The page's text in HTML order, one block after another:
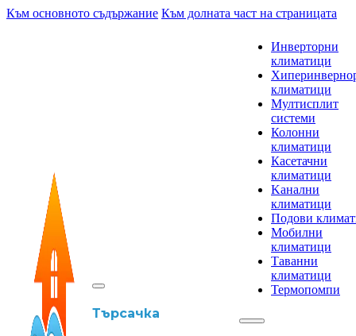
Към основното съдържание Към долната част на страницата
Търсачка
Инверторни
климатици
климатици
Мултисплит
системи
Колонни
климатици
Касетачни
климатици
Kанални
климатици
Подови
Мобилни
климатици
Таванни
климатици
Термопомпи